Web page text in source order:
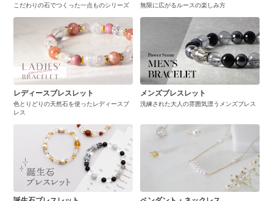
こだわりの石でつくった一点ものシリーズ 無限に広がるルースの楽しみ方
レディースブレスレット
色とりどりの天然石を使ったレディースブ
レス
メンズブレスレット
洗練された大人の雰囲気漂うメンズブレス